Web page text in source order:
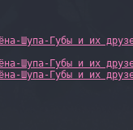
Шупа-Губы и их
Шупа-Губы и их
Шупа-Губы и их